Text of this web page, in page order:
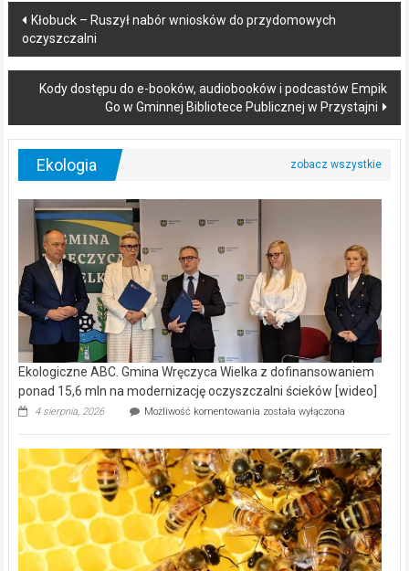
Post
navigation
Kłobuck – Ruszył nabór wniosków do przydomowych
oczyszczalni
Kody dostępu do e-booków, audiobooków i podcastów Empik
Go w Gminnej Bibliotece Publicznej w Przystajni
Ekologia
Ekologiczne ABC. Gmina Wręczyca Wielka z dofinansowaniem
ponad 15,6 mln na modernizację oczyszczalni ścieków [wideo]
4 sierpnia, 2026 Możliwość komentowania Ekologiczne
Wręczyca
Wielka
z
dofinansowaniem
ponad
15,6
mln
na
została wyłączona